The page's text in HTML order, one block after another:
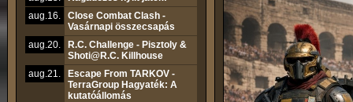
aug.16.
Close Combat Clash -
Vasárnapi összecsapás
aug.20.
R.C. Challenge - Pisztoly &
Shoti@R.C. Killhouse
aug.21.
Escape From TARKOV -
TerraGroup Hagyaték: A
kutatóállomás